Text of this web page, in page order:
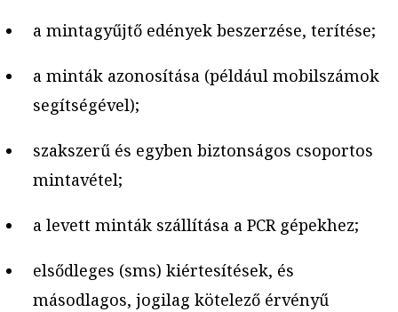
a mintagyűjtő edények beszerzése, terítése;
a minták azonosítása (például mobilszámok
segítségével);
szakszerű és egyben biztonságos csoportos
mintavétel;
a levett minták szállítása a PCR gépekhez;
elsődleges (sms) kiértesítések, és
másodlagos, jogilag kötelező érvényű